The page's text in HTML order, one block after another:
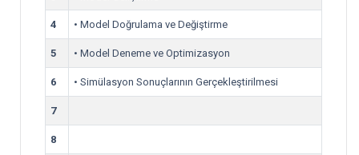
4 • Model Doğrulama ve Değiştirme
5 • Model Deneme ve Optimizasyon
6 • Simülasyon Sonuçlarının Gerçekleştirilmesi
7
8